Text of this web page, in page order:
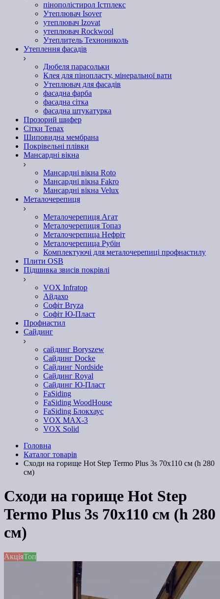
пінополістирол Істплекс
Утеплювач Isover
утеплювач Izovat
утеплювач Rockwool
Утеплитель Технониколь
Утеплення фасадів
Дюбеля парасольки
Клея для пінопласту, мінеральної вати
Утеплювач для фасадів
фасадна фарба
фасадна сітка
фасадна штукатурка
Прозорий шифер
Сітки Tenax
Шиповидна мембрана
Покрівельні плівки
Мансардні вікна
Мансардні вікна Roto
Мансардні вікна Fakro
Мансардні вікна Velux
Металочерепиця
Металочерепиця Агат
Металочерепиця Топаз
Металочерепица Нефріт
Металочерепица Рубін
Комплектуючі для металочерепиці профнастилу
Плити OSB
Підшивка звисів покрівлі
VOX Infratop
Айдахо
Софiт Bryza
Софiт Ю-Пласт
Профнастил
Сайдинг
сайдинг Boryszew
Сайдинг Docke
Сайдинг Nordside
Сайдинг Royal
Сайдинг Ю-Пласт
FaSiding
FaSiding WoodHouse
FaSiding Блокхаус
VOX MAX-3
VOX Solid
Головна
Каталог товарів
Сходи на горище Hot Step Termo Plus 3s 70х110 см (h 280
см)
Сходи на горище Hot Step
Termo Plus 3s 70х110 см (h 280
см)
АкціяТоп